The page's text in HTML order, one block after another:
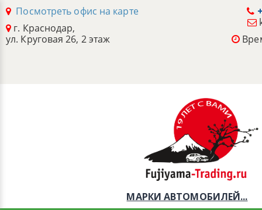
Посмотреть офис на карте
г. Краснодар,
ул. Круговая 26, 2 этаж
МАРКИ АВТОМОБИЛЕЙ...